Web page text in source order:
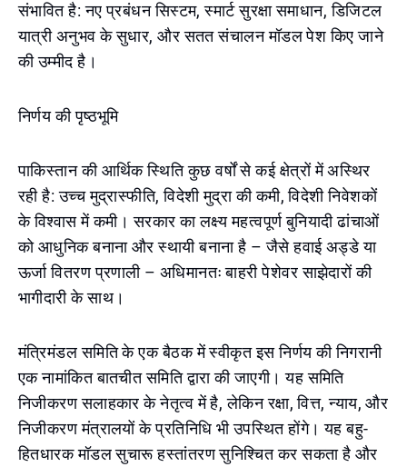
संभावित है: नए प्रबंधन सिस्टम, स्मार्ट सुरक्षा समाधान, डिजिटल
यात्री अनुभव के सुधार, और सतत संचालन मॉडल पेश किए जाने
की उम्मीद है।
निर्णय की पृष्ठभूमि
पाकिस्तान की आर्थिक स्थिति कुछ वर्षों से कई क्षेत्रों में अस्थिर
रही है: उच्च मुद्रास्फीति, विदेशी मुद्रा की कमी, विदेशी निवेशकों
के विश्वास में कमी। सरकार का लक्ष्य महत्वपूर्ण बुनियादी ढांचाओं
को आधुनिक बनाना और स्थायी बनाना है – जैसे हवाई अड्डे या
ऊर्जा वितरण प्रणाली – अधिमानतः बाहरी पेशेवर साझेदारों की
भागीदारी के साथ।
मंत्रिमंडल समिति के एक बैठक में स्वीकृत इस निर्णय की निगरानी
एक नामांकित बातचीत समिति द्वारा की जाएगी। यह समिति
निजीकरण सलाहकार के नेतृत्व में है, लेकिन रक्षा, वित्त, न्याय, और
निजीकरण मंत्रालयों के प्रतिनिधि भी उपस्थित होंगे। यह बहु-
हितधारक मॉडल सुचारू हस्तांतरण सुनिश्चित कर सकता है और